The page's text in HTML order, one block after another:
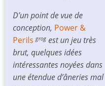
D’un point de vue de
conception, Power &
Perils grog est un jeu très
brut, quelques idées
intéressantes noyées dans
une étendue d’âneries mal